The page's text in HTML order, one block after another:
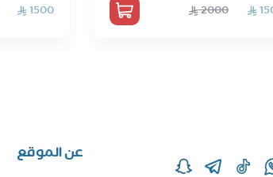
2000
1500
عن الموقع